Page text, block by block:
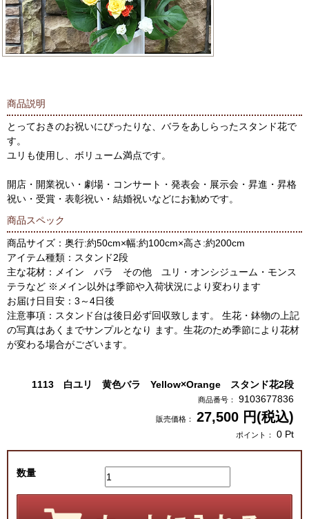
商品説明
とっておきのお祝いにぴったりな、バラをあしらったスタンド花で
す。
ユリも使用し、ボリューム満点です。
開店・開業祝い・劇場・コンサート・発表会・展示会・昇進・昇格
祝い・受賞・表彰祝い・結婚祝いなどにお勧めです。
商品スペック
商品サイズ：奥行:約50cm×幅:約100cm×高さ:約200cm
アイテム種類：スタンド2段
主な花材：メイン バラ その他 ユリ・オンシジューム・モンス
テラなど ※メイン以外は季節や入荷状況により変わります
お届け日目安：3～4日後
注意事項：スタンド台は後日必ず回収致します。 生花・鉢物の上記
の写真はあくまでサンプルとなり ます。生花のため季節により花材
が変わる場合がございます。
1113 白ユリ 黄色バラ Yellow×Orange スタンド花2段
商品番号： 9103677836
販売価格： 27,500 円(税込)
ポイント： 0 Pt
数量